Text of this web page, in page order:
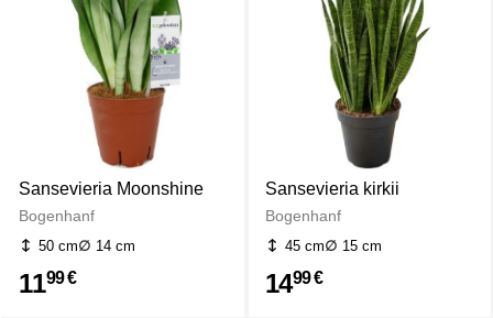
Sansevieria Moonshine
Bogenhanf
50 cm 14 cm
1199 €
Sansevieria kirkii
Bogenhanf
45 cm 15 cm
1499 €